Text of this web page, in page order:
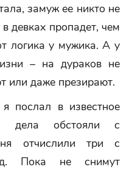
замуж ее никто не
девках пропадет, чем
логика у мужика. А у
– на дураков не
или даже презирают.
я послал в известное
дела обстояли с
отчислили три с
Пока не снимут